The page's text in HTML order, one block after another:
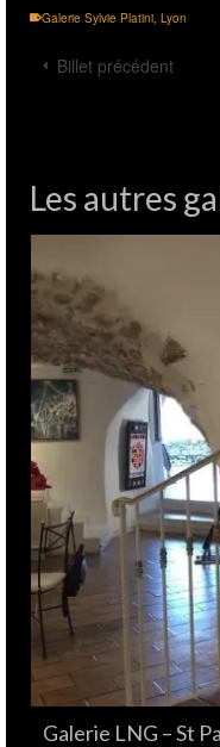
Galerie Sylvie Platini Lyon
Billet précédent
Les autres
Galerie LNG – St